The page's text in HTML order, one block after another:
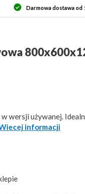
wersji używanej.
informacji